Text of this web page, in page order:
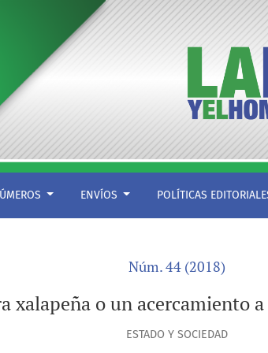
ENVÍOS POLÍTICAS
Núm. 44 (2018)
xalapeña o un acercamiento
ESTADO Y SOCIEDAD